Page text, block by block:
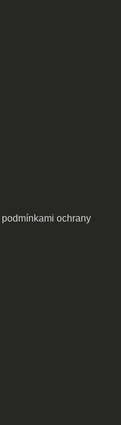
podmínkami ochrany